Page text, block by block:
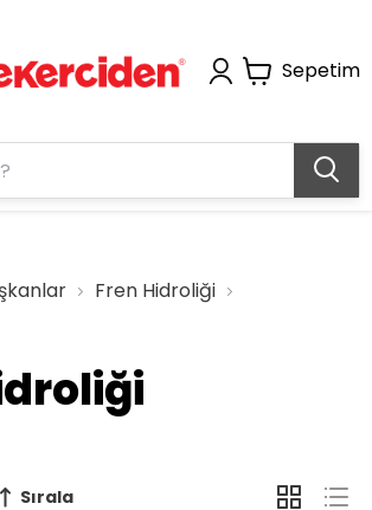
Sepetim
Fren Hidroliği
Sırala